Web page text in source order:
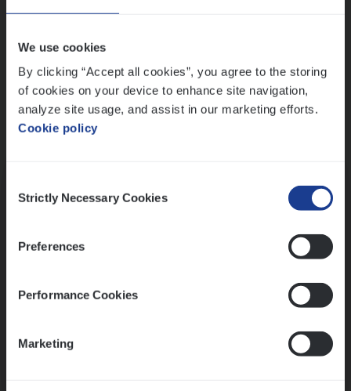
We use cookies
By clicking “Accept all cookies”, you agree to the storing
of cookies on your device to enhance site navigation,
analyze site usage, and assist in our marketing efforts.
Cookie policy
Selection
Strictly Necessary Cookies
Preferences
Performance Cookies
Marketing